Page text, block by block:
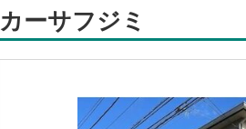
カーサフジミ